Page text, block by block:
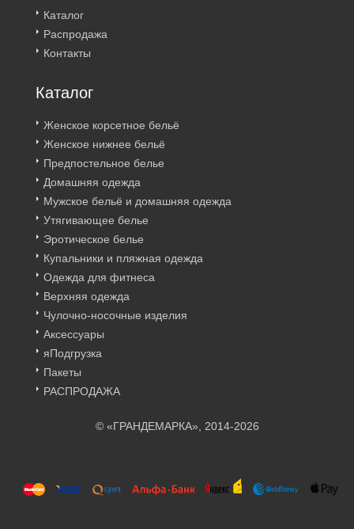
Каталог
Распродажа
Контакты
Каталог
Женское корсетное бельё
Женское нижнее бельё
Предпостельное белье
Домашняя одежда
Мужское бельё и домашняя одежда
Утягивающее белье
Эротическое белье
Купальники и пляжная одежда
Одежда для фитнеса
Верхняя одежда
Чулочно-носочные изделия
Аксессуары
яПодгрузка
Пакеты
РАСПРОДАЖА
© «ГРАНДЕМАРКА», 2014-2026